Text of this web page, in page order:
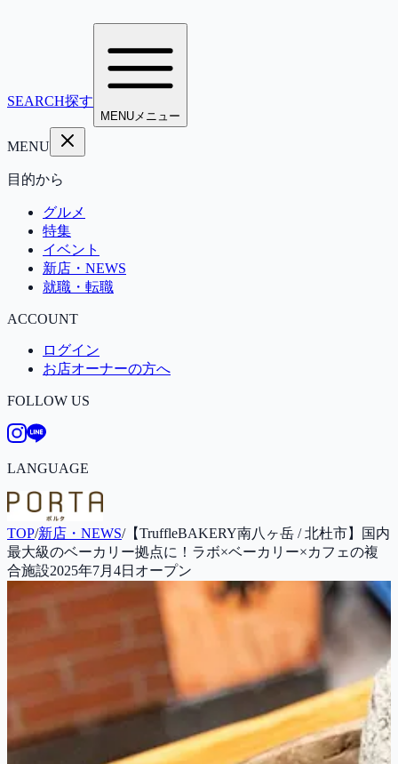
SEARCH探す
MENUメニュー
MENU
目的から
グルメ
特集
イベント
新店・NEWS
就職・転職
ACCOUNT
ログイン
お店オーナーの方へ
FOLLOW US
LANGUAGE
TOP/新店・NEWS/【TruffleBAKERY南八ヶ岳 / 北杜市】国内
最大級のベーカリー拠点に！ラボ×ベーカリー×カフェの複
合施設2025年7月4日オープン